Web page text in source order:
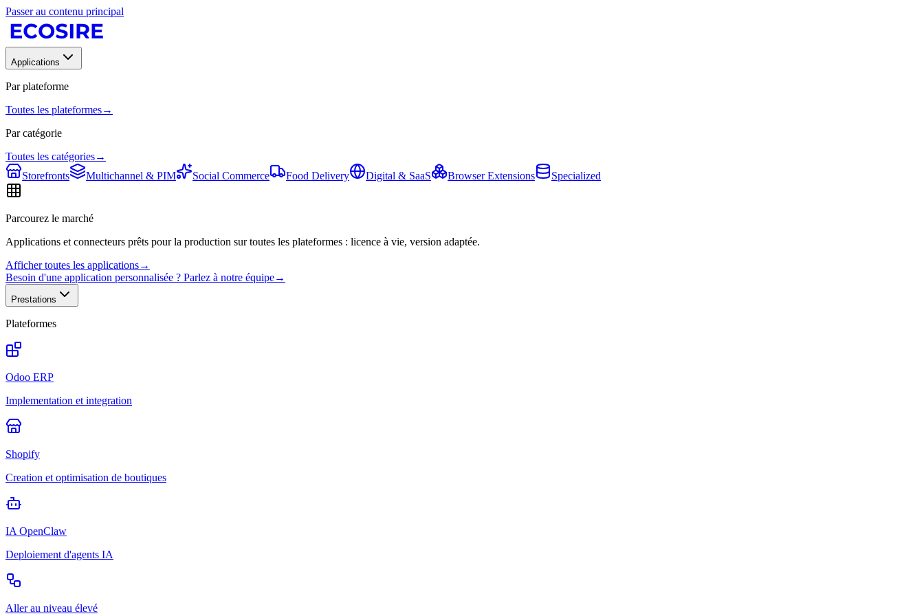
Passer au contenu principal
Applications
Par plateforme
Toutes les plateformes→
Par catégorie
Toutes les catégories→
Storefronts
Multichannel & PIM Social Commerce Food Delivery Digital & SaaS Browser Extensions Specialized
Parcourez le marché
Applications et connecteurs prêts pour la production sur toutes les plateformes : licence à vie, version adaptée.
Afficher toutes les applications→
Besoin d'une application personnalisée ? Parlez à notre équipe→
Prestations
Plateformes
Odoo ERP
Implementation et integration
Shopify
Creation et optimisation de boutiques
IA OpenClaw
Deploiement d'agents IA
Aller au niveau élevé